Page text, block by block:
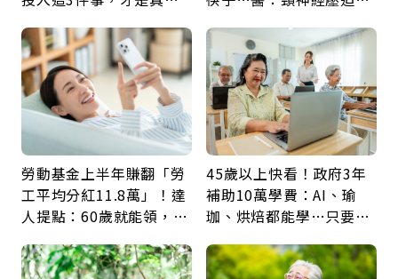
勞動基金上半年賺翻「勞
工平均分紅11.8萬」！達
人提點：60歲就能領，重
45歲以上快看！政府3年
補助10萬學費：AI、瑜
珈、烘焙都能學…只要願